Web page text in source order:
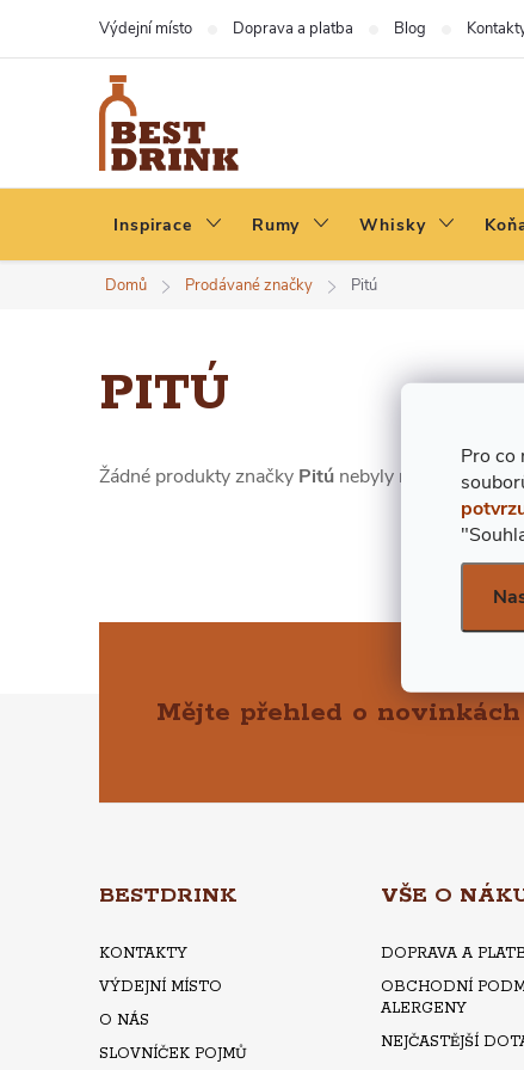
Pro co
Výdejní místo Doprava a platba Blog
Inspirace Rumy Whisky
Domů Prodávané značky Pitú
PITÚ
Žádné produkty značky Pitú nebyly nalezeny...
Mějte přehled o novinkách
BESTDRINK
KONTAKTY
VÝDEJNÍ MÍSTO
O NÁS
SLOVNÍČEK POJMŮ
VŠE O
DOPRAVA A
OBCHODNÍ
ALERGENY
NEJČASTĚJŠÍ